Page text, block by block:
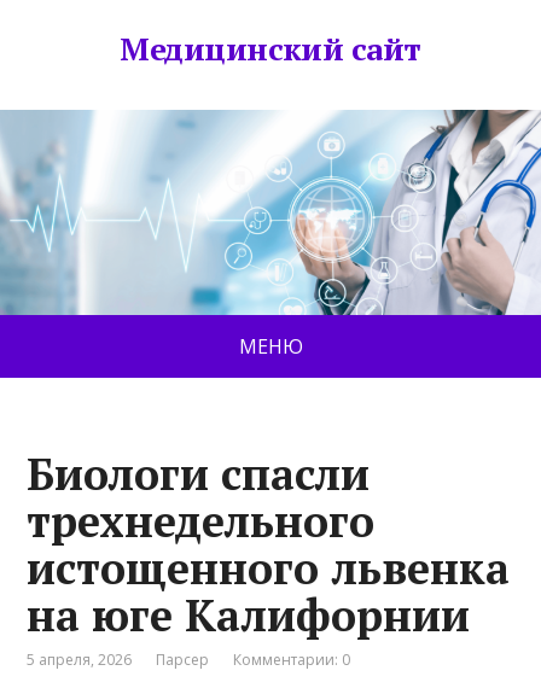
Медицинский сайт
МЕНЮ
Биологи спасли
трехнедельного
истощенного львенка
на юге Калифорнии
5 апреля, 2026 Парсер Комментарии: 0